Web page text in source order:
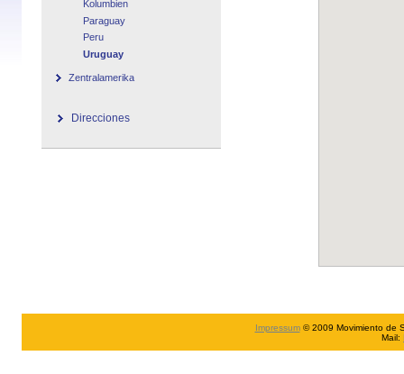
Kolumbien
Paraguay
Peru
Uruguay
Zentralamerika
Direcciones
Impressum© 2009 Movimiento de
Mail: